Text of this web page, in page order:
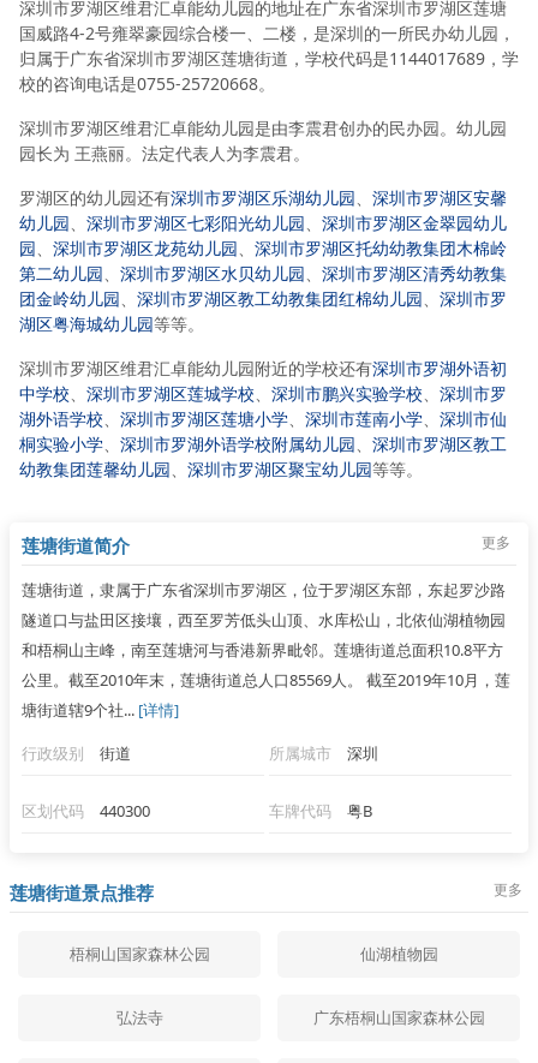
深圳市罗湖区维君汇卓能幼儿园的地址在广东省深圳市罗湖区莲塘
国威路4-2号雍翠豪园综合楼一、二楼，是深圳的一所民办幼儿园，
归属于广东省深圳市罗湖区莲塘街道，学校代码是1144017689，学
校的咨询电话是0755-25720668。
深圳市罗湖区维君汇卓能幼儿园是由李震君创办的民办园。幼儿园
园长为 王燕丽。法定代表人为李震君。
罗湖区的幼儿园还有深圳市罗湖区乐湖幼儿园、 深圳市罗湖区安馨
幼儿园、 深圳市罗湖区七彩阳光幼儿园、 深圳市罗湖区金翠园幼儿
园、 深圳市罗湖区龙苑幼儿园、 深圳市罗湖区托幼幼教集团木棉岭
第二幼儿园、 深圳市罗湖区水贝幼儿园、 深圳市罗湖区清秀幼教集
团金岭幼儿园、 深圳市罗湖区教工幼教集团红棉幼儿园、 深圳市罗
湖区粤海城幼儿园等等。
深圳市罗湖区维君汇卓能幼儿园附近的学校还有深圳市罗湖外语初
中学校、 深圳市罗湖区莲城学校、 深圳市鹏兴实验学校、 深圳市罗
湖外语学校、 深圳市罗湖区莲塘小学、 深圳市莲南小学、 深圳市仙
桐实验小学、 深圳市罗湖外语学校附属幼儿园、 深圳市罗湖区教工
幼教集团莲馨幼儿园、 深圳市罗湖区聚宝幼儿园等等。
莲塘街道简介 更多
莲塘街道，隶属于广东省深圳市罗湖区，位于罗湖区东部，东起罗沙路
隧道口与盐田区接壤，西至罗芳低头山顶、水库松山，北依仙湖植物园
和梧桐山主峰，南至莲塘河与香港新界毗邻。莲塘街道总面积10.8平方
公里。截至2010年末，莲塘街道总人口85569人。 截至2019年10月，莲
塘街道辖9个社... [详情]
行政级别
街道 所属城市 深圳
区划代码 440300 车牌代码 粤B
莲塘街道景点推荐 更多
梧桐山国家森林公园 仙湖植物园
弘法寺 广东梧桐山国家森林公园